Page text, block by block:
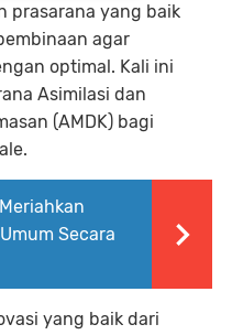
prasarana yang baik
agar
optimal. Kali ini
Asimilasi dan
(AMDK) bagi
Secara
yang baik dari